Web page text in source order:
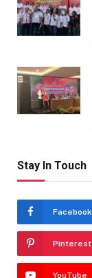
Stay In Touch
Facebook
Pinterest
YouTube